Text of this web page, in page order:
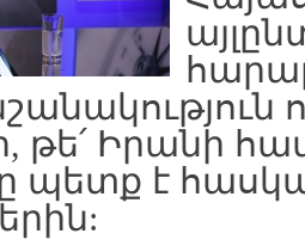
թե՛ Իրանի
պետք է